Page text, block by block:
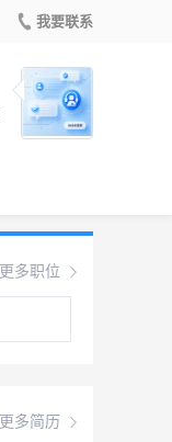
我要联系
更多职位
更多简历